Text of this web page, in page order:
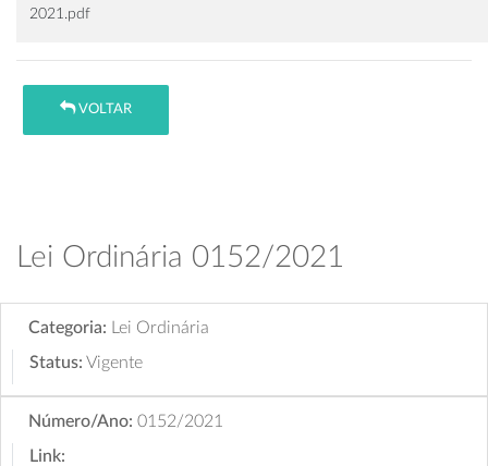
2021.pdf
VOLTAR
Lei Ordinária 0152/2021
Categoria:
Lei Ordinária
Status: Vigente
Número/Ano: 0152/2021
Link: